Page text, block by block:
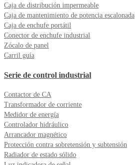
Caja de distribución impermeable
Caja de mantenimiento de potencia escalonada
Caja de enchufe portátil
Conector de enchufe industrial
Zócalo de panel
Carril guía
Serie de control industrial
Contactor de CA
Transformador de corriente
Medidor de energía
Controlador hidráulico
Arrancador magnético
Protección contra sobretensión y subtensión
Radiador de estado sólido